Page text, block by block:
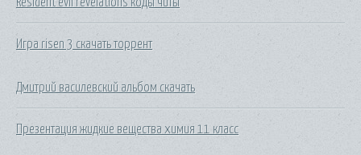
Игра risen 3 скачать торрент
Дмитрий василевский альбом скачать
Презентация жидкие вещества химия 11 класс